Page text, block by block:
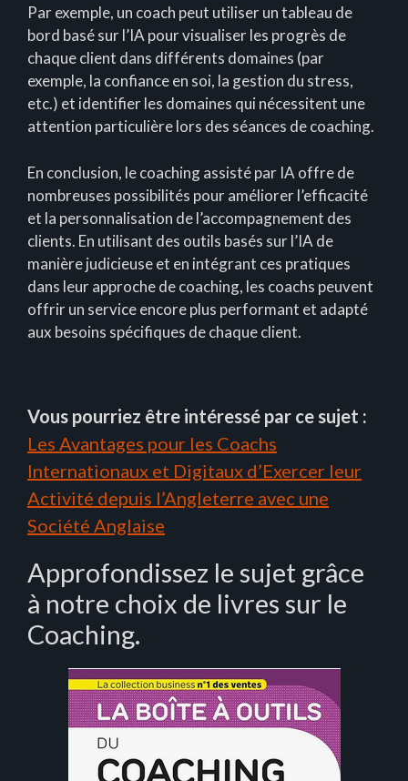
Par exemple, un coach peut utiliser un tableau de
bord basé sur l’IA pour visualiser les progrès de
chaque client dans différents domaines (par
exemple, la confiance en soi, la gestion du stress,
etc.) et identifier les domaines qui nécessitent une
attention particulière lors des séances de coaching.
En conclusion, le coaching assisté par IA offre de
nombreuses possibilités pour améliorer l’efficacité
et la personnalisation de l’accompagnement des
clients. En utilisant des outils basés sur l’IA de
manière judicieuse et en intégrant ces pratiques
dans leur approche de coaching, les coachs peuvent
offrir un service encore plus performant et adapté
aux besoins spécifiques de chaque client.
Vous pourriez être intéressé par ce sujet :
Les Avantages pour les Coachs
Internationaux et Digitaux d’Exercer leur
Activité depuis l’Angleterre avec une
Société Anglaise
Approfondissez le sujet grâce
à notre choix de livres sur le
Coaching.